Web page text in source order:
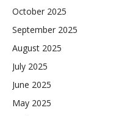
October 2025
September 2025
August 2025
July 2025
June 2025
May 2025